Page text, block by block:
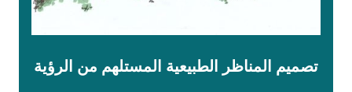
تصميم المناظر الطبيعية المستلهم من الرؤية